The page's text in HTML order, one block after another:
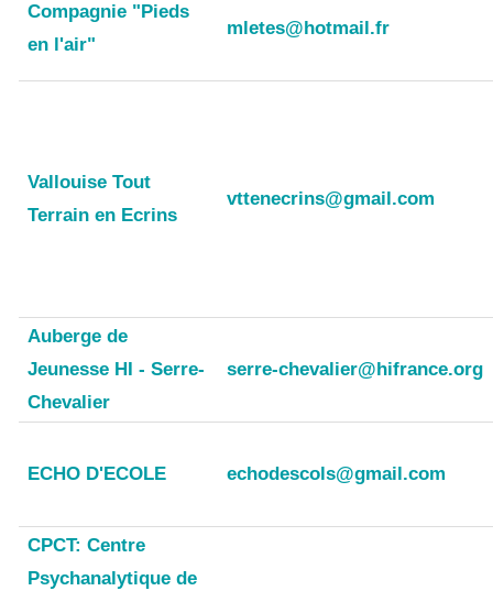
Compagnie "Pieds
en l'air"
mletes@hotmail.fr
Vallouise Tout
Terrain en Ecrins
vttenecrins@gmail.com
Auberge de
Jeunesse HI - Serre-
Chevalier
serre-chevalier@hifrance.org
ECHO D'ECOLE echodescols@gmail.com
CPCT: Centre
Psychanalytique de